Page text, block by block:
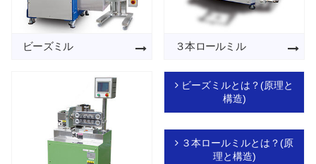
ビーズミル ３本ロールミル
ビーズミルとは？(原理と
構造)
３本ロールミルとは？(原
理と構造)